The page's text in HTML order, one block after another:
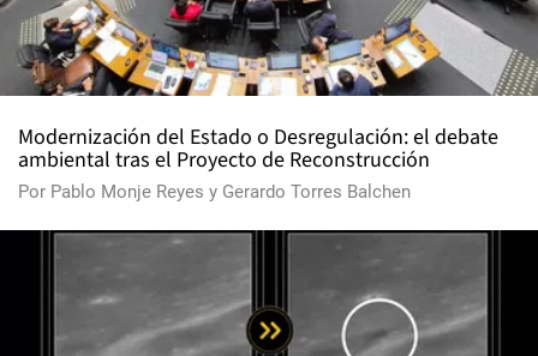
Modernización del Estado o Desregulación: el debate
ambiental tras el Proyecto de Reconstrucción
Por Pablo Monje Reyes y Gerardo Torres Balchen